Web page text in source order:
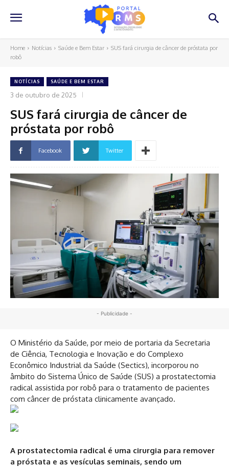
Home Notícias Saúde e Bem Estar
SUS fará cirurgia de câncer de próstata por
robô
NOTÍCIAS SAÚDE E BEM ESTAR
3 de outubro de 2025
SUS fará cirurgia de câncer de
próstata por robô
Facebook Twitter
- Publicidade -
O Ministério da Saúde, por meio de portaria da Secretaria
de Ciência, Tecnologia e Inovação e do Complexo
Econômico Industrial da Saúde (Sectics), incorporou no
âmbito do Sistema Único de Saúde (SUS) a prostatectomia
radical assistida por robô para o tratamento de pacientes
com câncer de próstata clinicamente avançado.
A prostatectomia radical é uma cirurgia para remover
a próstata e as vesículas seminais, sendo um